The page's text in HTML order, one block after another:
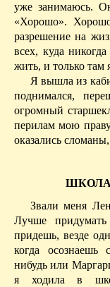
уже занимаюсь.
«Хорошо».
разрешение на
всех, куда
жить, и только там
Я вышла из
поднимался,
огромный
перилам мою
оказались
ШКОЛА
Звали меня
Лучше
придешь, везде
когда осознаешь
нибудь или
я ходила в